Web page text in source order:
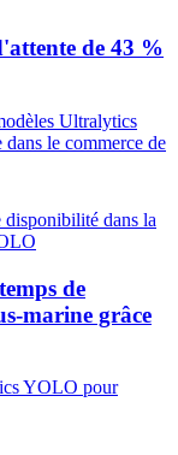
de 43 %
Ultralytics
le commerce de
de
marine grâce
YOLO pour